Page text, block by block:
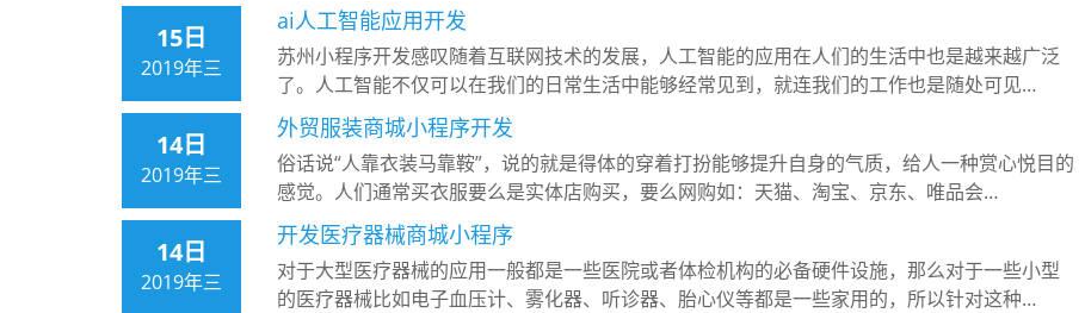
15日
2019年三
ai人工智能应用开发
苏州小程序开发感叹随着互联网技术的发展，人工智能的应用在人们的生活中也是越来越广泛
了。人工智能不仅可以在我们的日常生活中能够经常见到，就连我们的工作也是随处可见…
14日
2019年三
外贸服装商城小程序开发
俗话说“人靠衣装马靠鞍”，说的就是得体的穿着打扮能够提升自身的气质，给人一种赏心悦目的
感觉。人们通常买衣服要么是实体店购买，要么网购如：天猫、淘宝、京东、唯品会…
14日
2019年三
开发医疗器械商城小程序
对于大型医疗器械的应用一般都是一些医院或者体检机构的必备硬件设施，那么对于一些小型
的医疗器械比如电子血压计、雾化器、听诊器、胎心仪等都是一些家用的，所以针对这种…